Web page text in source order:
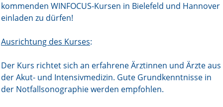
Supplements OrphanAnesthesia
Mediadaten
kommenden WINFOCUS-Kursen in Bielefeld und Hannover
einladen zu dürfen!
Ausrichtung des Kurses:
Der Kurs richtet sich an erfahrene Ärztinnen und Ärzte aus
der Akut- und Intensivmedizin. Gute Grundkenntnisse in
der Notfallsonographie werden empfohlen.